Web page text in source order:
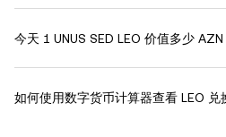
今天 1 UNUS SED LEO 价值多少 AZN
如何使用数字货币计算器查看 LEO 兑